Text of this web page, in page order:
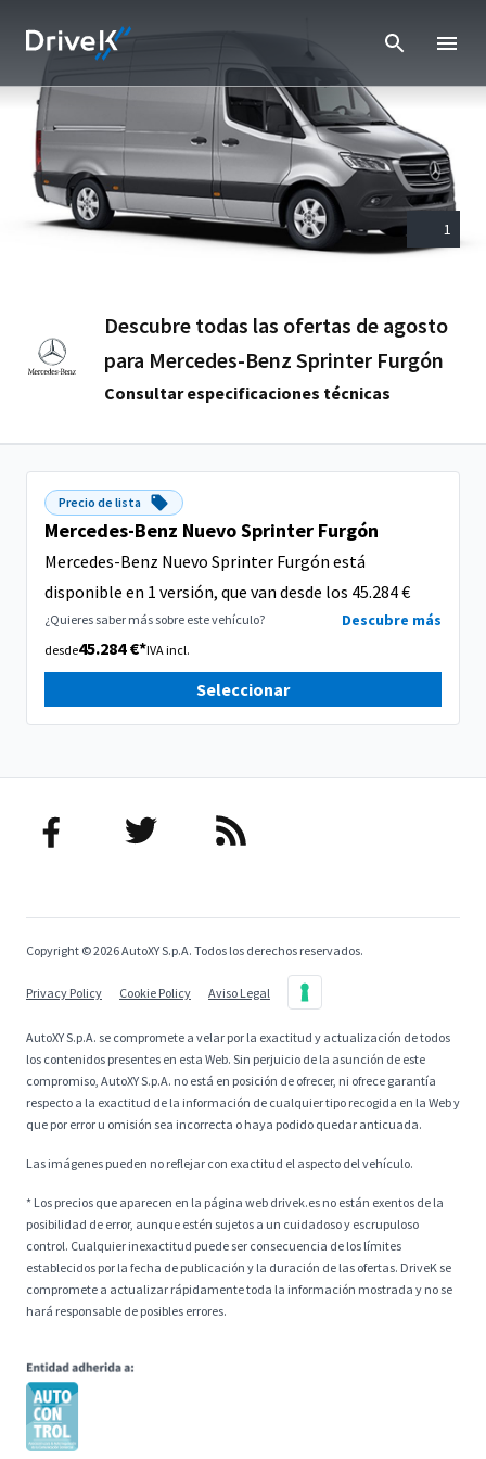
1
Descubre todas las ofertas de agosto
para Mercedes-Benz Sprinter Furgón
Consultar especificaciones técnicas
Precio de lista
Mercedes-Benz Nuevo Sprinter Furgón
Mercedes-Benz Nuevo Sprinter Furgón está
disponible en 1 versión, que van desde los 45.284 €
¿Quieres saber más sobre este vehículo? Descubre más
desde45.284 €*IVA incl.
Seleccionar
Copyright © 2026 AutoXY S.p.A. Todos los derechos reservados.
Privacy Policy Cookie Policy Aviso Legal
AutoXY S.p.A. se compromete a velar por la exactitud y actualización de todos
los contenidos presentes en esta Web. Sin perjuicio de la asunción de este
compromiso, AutoXY S.p.A. no está en posición de ofrecer, ni ofrece garantía
respecto a la exactitud de la información de cualquier tipo recogida en la Web y
que por error u omisión sea incorrecta o haya podido quedar anticuada.
Las imágenes pueden no reflejar con exactitud el aspecto del vehículo.
* Los precios que aparecen en la página web drivek.es no están exentos de la
posibilidad de error, aunque estén sujetos a un cuidadoso y escrupuloso
control. Cualquier inexactitud puede ser consecuencia de los límites
establecidos por la fecha de publicación y la duración de las ofertas. DriveK se
compromete a actualizar rápidamente toda la información mostrada y no se
hará responsable de posibles errores.